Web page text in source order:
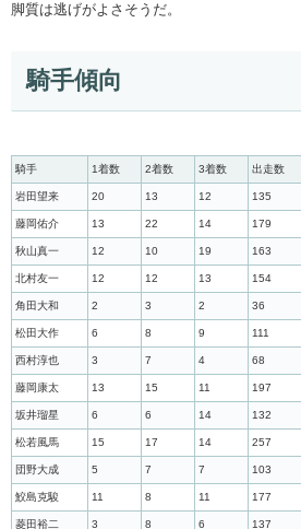
脚質は逃げがよさそうだ。
騎手傾向
騎手 1着数 2着数 3着数 出走数
岩田望来 20 13 12 135
藤岡佑介 13 22 14 179
秋山真一 12 10 19 163
北村友一 12 12 13 154
角田大和 2 3 2 36
松田大作 6 8 9 111
西村淳也 3 7 4 68
藤岡康太 13 15 11 197
坂井瑠星 6 6 14 132
松若風馬 15 17 14 257
団野大成 5 7 7 103
鮫島克駿 11 8 11 177
菱田裕二 3 8 6 137